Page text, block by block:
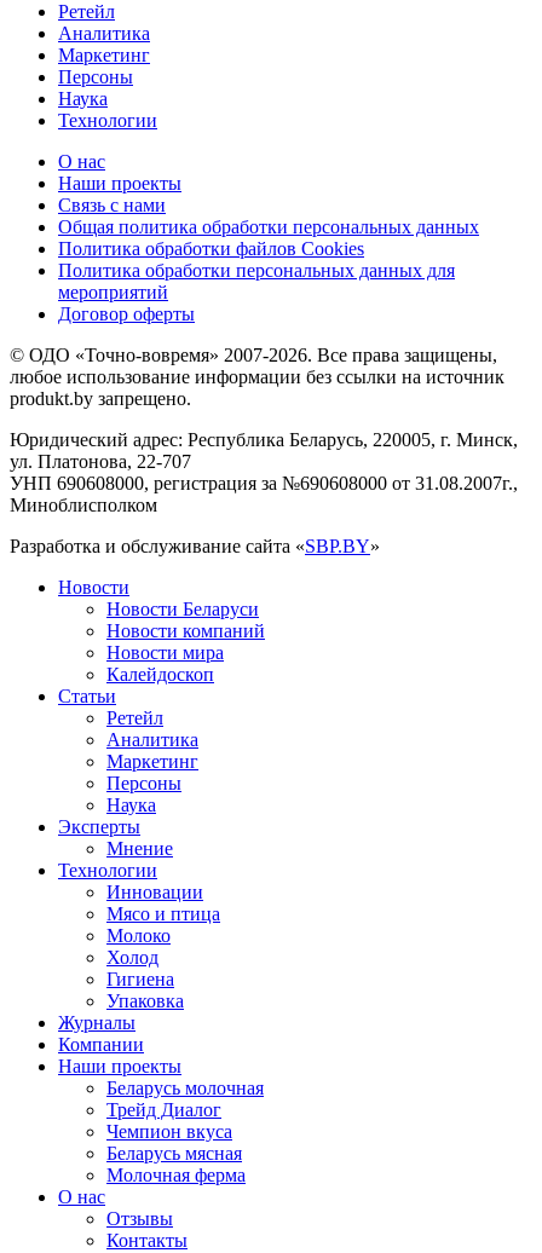
Ретейл
Аналитика
Маркетинг
Персоны
Наука
Технологии
О нас
Наши проекты
Связь с нами
Общая политика обработки персональных данных
Политика обработки файлов Cookies
Политика обработки персональных данных для
мероприятий
Договор оферты
© ОДО «Точно-вовремя» 2007-2026. Все права защищены,
любое использование информации без ссылки на источник
produkt.by запрещено.
Юридический адрес: Республика Беларусь, 220005, г. Минск,
ул. Платонова, 22-707
УНП 690608000, регистрация за №690608000 от 31.08.2007г.,
Миноблисполком
Разработка и обслуживание сайта «SBP.BY»
Новости
Новости Беларуси
Новости компаний
Новости мира
Калейдоскоп
Статьи
Ретейл
Аналитика
Маркетинг
Персоны
Наука
Эксперты
Мнение
Технологии
Инновации
Мясо и птица
Молоко
Холод
Гигиена
Упаковка
Журналы
Компании
Наши проекты
Беларусь молочная
Трейд Диалог
Чемпион вкуса
Беларусь мясная
Молочная ферма
О нас
Отзывы
Контакты